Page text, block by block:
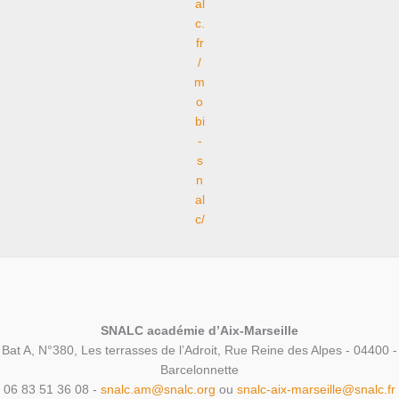
al
c.
fr
/
m
o
bi
-
s
n
al
c/
SNALC académie d’Aix-Marseille
Bat A, N°380, Les terrasses de l’Adroit, Rue Reine des Alpes - 04400 -
Barcelonnette
06 83 51 36 08 - snalc.am@snalc.org ou snalc-aix-marseille@snalc.fr